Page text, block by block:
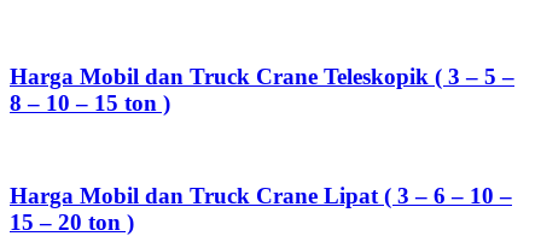
Harga Mobil dan Truck Crane Teleskopik ( 3 – 5 –
8 – 10 – 15 ton )
Harga Mobil dan Truck Crane Lipat ( 3 – 6 – 10 –
15 – 20 ton )